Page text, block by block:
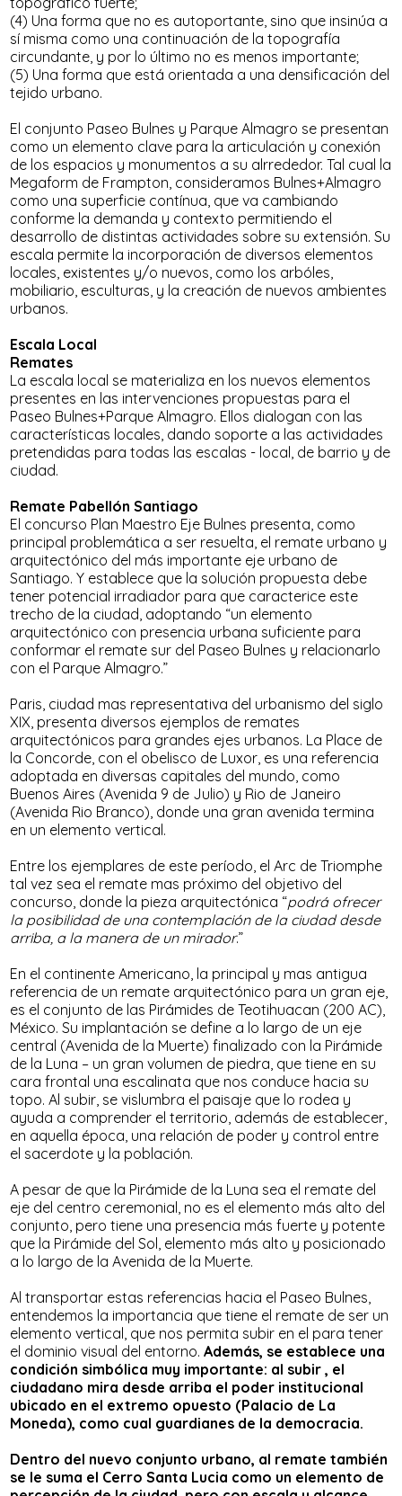
(4) Una forma que no es autoportante, sino que insinúa a
sí misma como una continuación de la topografía
circundante, y por lo último no es menos importante;
(5) Una forma que está orientada a una densificación del
tejido urbano.
El conjunto Paseo Bulnes y Parque Almagro se presentan
como un elemento clave para la articulación y conexión
de los espacios y monumentos a su alrrededor. Tal cual la
Megaform de Frampton, consideramos Bulnes+Almagro
como una superficie contínua, que va cambiando
conforme la demanda y contexto permitiendo el
desarrollo de distintas actividades sobre su extensión. Su
escala permite la incorporación de diversos elementos
locales, existentes y/o nuevos, como los arbóles,
mobiliario, esculturas, y la creación de nuevos ambientes
urbanos.
Escala Local
Remates
La escala local se materializa en los nuevos elementos
presentes en las intervenciones propuestas para el
Paseo Bulnes+Parque Almagro. Ellos dialogan con las
características locales, dando soporte a las actividades
pretendidas para todas las escalas - local, de barrio y de
ciudad.
Remate Pabellón Santiago
El concurso Plan Maestro Eje Bulnes presenta, como
principal problemática a ser resuelta, el remate urbano y
arquitectónico del más importante eje urbano de
Santiago. Y establece que la solución propuesta debe
tener potencial irradiador para que caracterice este
trecho de la ciudad, adoptando “un elemento
arquitectónico con presencia urbana suficiente para
conformar el remate sur del Paseo Bulnes y relacionarlo
con el Parque Almagro.”
Paris, ciudad mas representativa del urbanismo del siglo
XIX, presenta diversos ejemplos de remates
arquitectónicos para grandes ejes urbanos. La Place de
la Concorde, con el obelisco de Luxor, es una referencia
adoptada en diversas capitales del mundo, como
Buenos Aires (Avenida 9 de Julio) y Rio de Janeiro
(Avenida Rio Branco), donde una gran avenida termina
en un elemento vertical.
Entre los ejemplares de este período, el Arc de Triomphe
tal vez sea el remate mas próximo del objetivo del
concurso, donde la pieza arquitectónica “podrá ofrecer
la posibilidad de una contemplación de la ciudad desde
arriba, a la manera de un mirador.”
En el continente Americano, la principal y mas antigua
referencia de un remate arquitectónico para un gran eje,
es el conjunto de las Pirámides de Teotihuacan (200 AC),
México. Su implantación se define a lo largo de un eje
central (Avenida de la Muerte) finalizado con la Pirámide
de la Luna – un gran volumen de piedra, que tiene en su
cara frontal una escalinata que nos conduce hacia su
topo. Al subir, se vislumbra el paisaje que lo rodea y
ayuda a comprender el territorio, además de establecer,
en aquella época, una relación de poder y control entre
el sacerdote y la población.
A pesar de que la Pirámide de la Luna sea el remate del
eje del centro ceremonial, no es el elemento más alto del
conjunto, pero tiene una presencia más fuerte y potente
que la Pirámide del Sol, elemento más alto y posicionado
a lo largo de la Avenida de la Muerte.
Al transportar estas referencias hacia el Paseo Bulnes,
entendemos la importancia que tiene el remate de ser un
elemento vertical, que nos permita subir en el para tener
el dominio visual del entorno.Además, se establece una
condición simbólica muy importante: al subir , el
ciudadano mira desde arriba el poder institucional
ubicado en el extremo opuesto (Palacio de La
Moneda), como cual guardianes de la democracia.
Dentro del nuevo conjunto urbano, al remate también
se le suma el Cerro Santa Lucia como un elemento de